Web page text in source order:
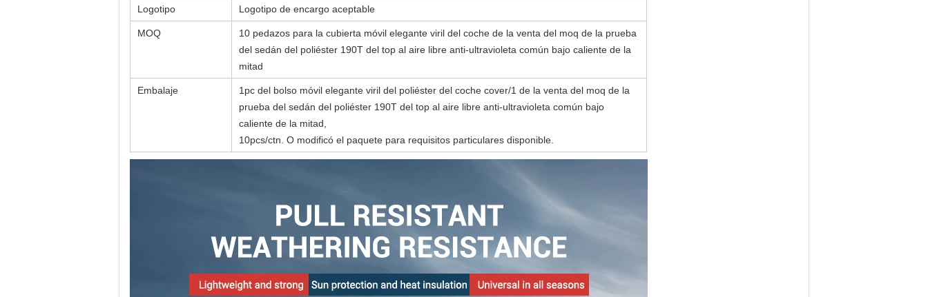
Logotipo Logotipo de encargo aceptable
MOQ
10 pedazos para la cubierta móvil elegante viril del coche de la venta del moq de la prueba
del sedán del poliéster 190T del top al aire libre anti-ultravioleta común bajo caliente de la
mitad
Embalaje
1pc del bolso móvil elegante viril del poliéster del coche cover/1 de la venta del moq de la
prueba del sedán del poliéster 190T del top al aire libre anti-ultravioleta común bajo
caliente de la mitad,
10pcs/ctn. O modificó el paquete para requisitos particulares disponible.